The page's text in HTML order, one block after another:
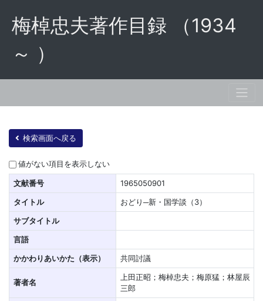
梅棹忠夫著作目録 （1934
～ ）
検索画面へ戻る
値がない項目を表示しない
文献番号
1965050901
タイトル
おどり─新・国学談（3）
サブタイトル
言語
かかわりあいかた（表示）
共同討議
著者名
上田正昭；梅棹忠夫；梅原猛；林屋辰
三郎